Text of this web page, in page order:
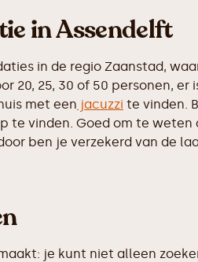
in Assendelft
in de regio Zaanstad,
25, 30 of 50 personen, er
met een jacuzzi te vinden.
te vinden. Goed om te
ben je verzekerd van de
je kunt niet alleen